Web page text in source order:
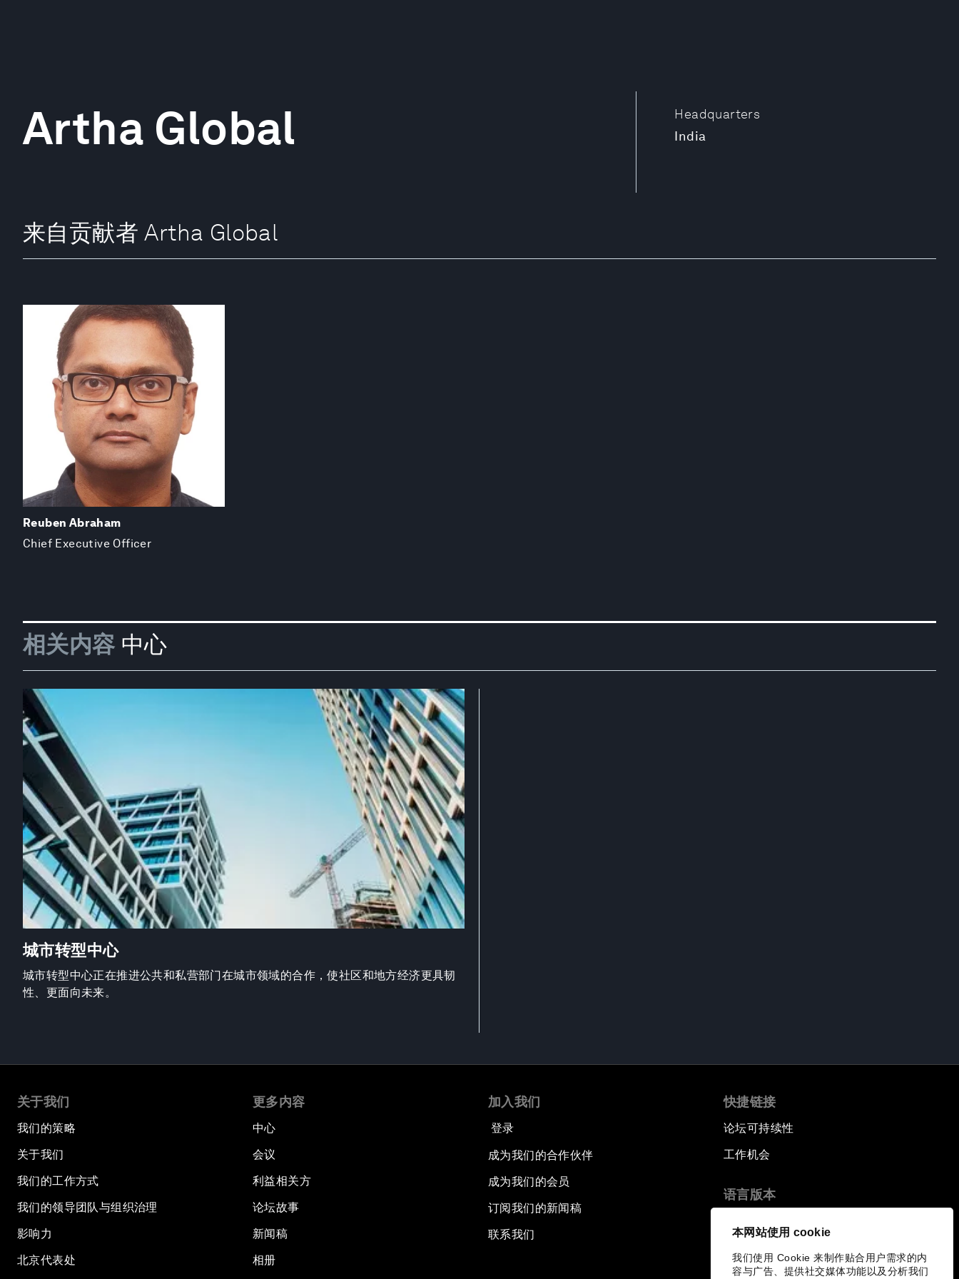
本网站使用 cookie
我们使用 Cookie 来制作贴合用户需求的内
容与广告、提供社交媒体功能以及分析我们
Headquarters
India
Artha Global
来自贡献者 Artha Global
Reuben Abraham
Chief Executive Officer
相关内容 中心
城市转型中心
城市转型中心正在推进公共和私营部门在城市领域的合作，使社区和地方经济更具韧
性、更面向未来。
关于我们
我们的策略
关于我们
我们的工作方式
我们的领导团队与组织治理
影响力
北京代表处
更多内容
中心
会议
利益相关方
论坛故事
新闻稿
相册
加入我们
登录
成为我们的合作伙伴
成为我们的会员
订阅我们的新闻稿
联系我们
快捷链接
论坛可持续性
工作机会
语言版本